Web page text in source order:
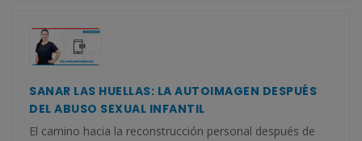
SANAR LAS HUELLAS: LA AUTOIMAGEN DESPUÉS
DEL ABUSO SEXUAL INFANTIL
El camino hacia la reconstrucción personal después de